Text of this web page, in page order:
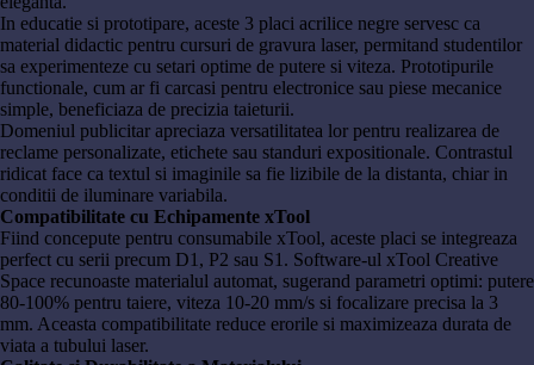
In educatie si prototipare, aceste 3 placi acrilice negre servesc ca
material didactic pentru cursuri de gravura laser, permitand studentilor
sa experimenteze cu setari optime de putere si viteza. Prototipurile
functionale, cum ar fi carcasi pentru electronice sau piese mecanice
simple, beneficiaza de precizia taieturii.
Domeniul publicitar apreciaza versatilitatea lor pentru realizarea de
reclame personalizate, etichete sau standuri expositionale. Contrastul
ridicat face ca textul si imaginile sa fie lizibile de la distanta, chiar in
conditii de iluminare variabila.
Compatibilitate cu Echipamente xTool
Fiind concepute pentru consumabile xTool, aceste placi se integreaza
perfect cu serii precum D1, P2 sau S1. Software-ul xTool Creative
Space recunoaste materialul automat, sugerand parametri optimi: putere
80-100% pentru taiere, viteza 10-20 mm/s si focalizare precisa la 3
mm. Aceasta compatibilitate reduce erorile si maximizeaza durata de
viata a tubului laser.